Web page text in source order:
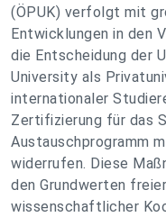
(ÖPUK) verfolgt mit
Entwicklungen in den
die Entscheidung der
University als
internationaler
Zertifizierung für das
Austauschprogramm
widerrufen. Diese
den Grundwerten
wissenschaftlicher